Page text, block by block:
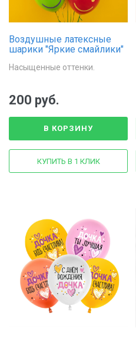
Воздушные латексные
шарики "Яркие смайлики"
Насыщенные оттенки.
200 руб.
В КОРЗИНУ
КУПИТЬ В 1 КЛИК